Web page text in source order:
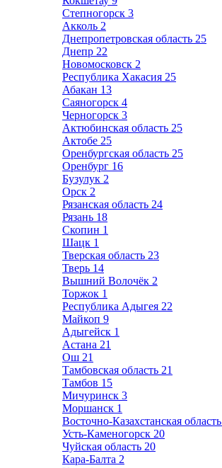
Степногорск 3
Акколь 2
Днепропетровская область 25
Днепр 22
Новомосковск 2
Республика Хакасия 25
Абакан 13
Саяногорск 4
Черногорск 3
Актюбинская область 25
Актобе 25
Оренбургская область 25
Оренбург 16
Бузулук 2
Орск 2
Рязанская область 24
Рязань 18
Скопин 1
Шацк 1
Тверская область 23
Тверь 14
Вышний Волочёк 2
Торжок 1
Республика Адыгея 22
Майкоп 9
Адыгейск 1
Астана 21
Ош 21
Тамбовская область 21
Тамбов 15
Мичуринск 3
Моршанск 1
Восточно-Казахстанская область
Усть-Каменогорск 20
Чуйская область 20
Кара-Балта 2